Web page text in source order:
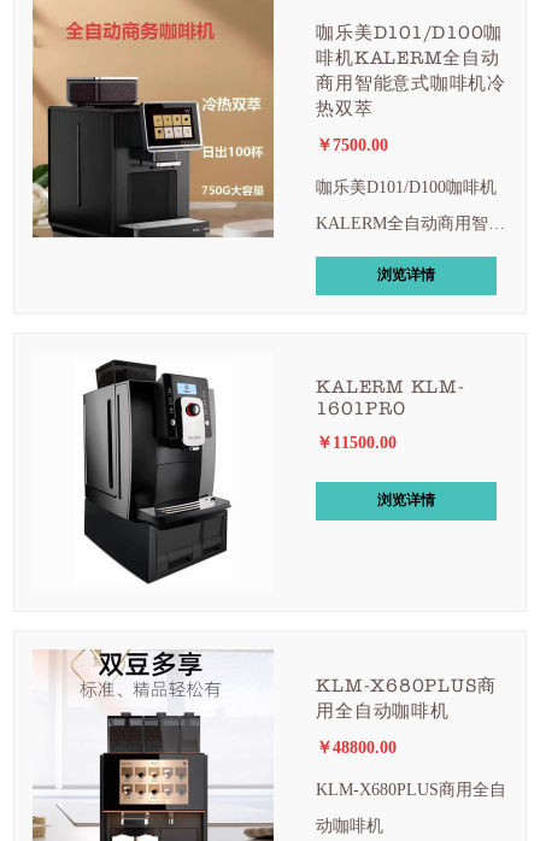
咖乐美D101/D100咖
啡机KALERM全自动
商用智能意式咖啡机冷
热双萃
￥7500.00
咖乐美D101/D100咖啡机
KALERM全自动商用智能
意式咖啡机冷热双萃
浏览详情
KALERM KLM-
1601PRO
￥11500.00
浏览详情
KLM-X680PLUS商
用全自动咖啡机
￥48800.00
KLM-X680PLUS商用全自
动咖啡机